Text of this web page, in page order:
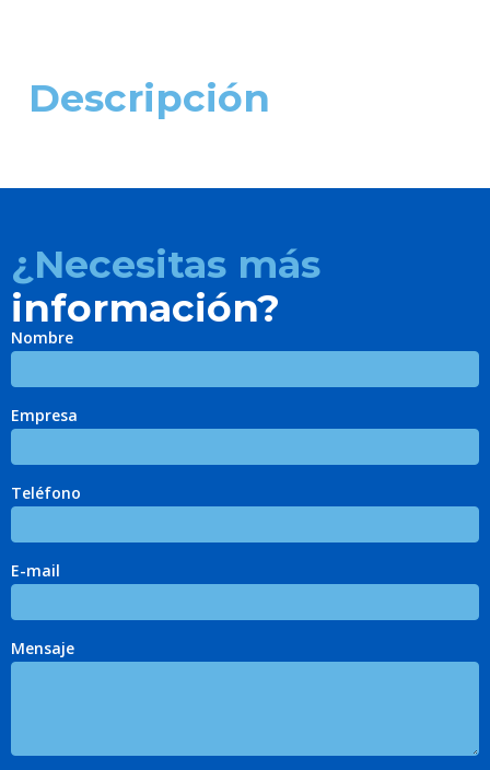
Descripción
¿Necesitas más
información?
Nombre
Empresa
Teléfono
E-mail
Mensaje